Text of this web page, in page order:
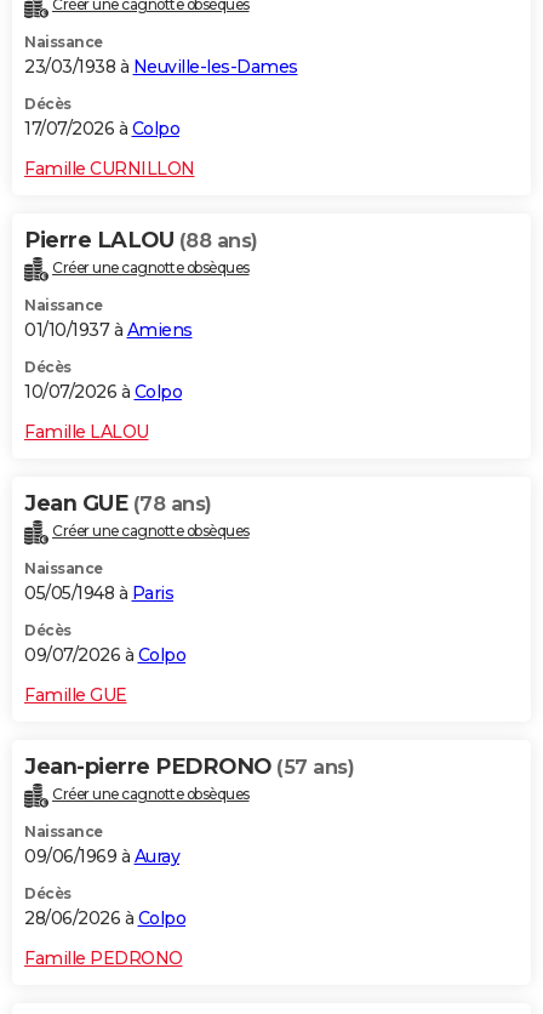
Créer une cagnotte obsèques
Naissance
23/03/1938 à Neuville-les-Dames
Décès
17/07/2026 à Colpo
Famille CURNILLON
Pierre LALOU (88 ans)
Créer une cagnotte obsèques
Naissance
01/10/1937 à Amiens
Décès
10/07/2026 à Colpo
Famille LALOU
Jean GUE (78 ans)
Créer une cagnotte obsèques
Naissance
05/05/1948 à Paris
Décès
09/07/2026 à Colpo
Famille GUE
Jean-pierre PEDRONO (57 ans)
Créer une cagnotte obsèques
Naissance
09/06/1969 à Auray
Décès
28/06/2026 à Colpo
Famille PEDRONO